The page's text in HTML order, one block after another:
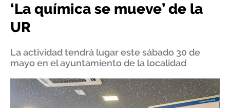
‘La química se mueve’ de la
UR
La actividad tendrá lugar este sábado 30 de
mayo en el ayuntamiento de la localidad